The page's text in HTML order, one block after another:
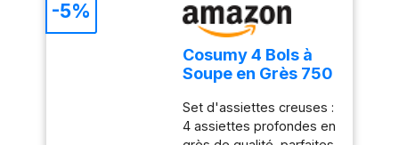
réduction des déchets
ACCESSOIRE INCLUS :
verre doseur de 800 ml
homogène, avec moins
d’éclaboussures et un
mixage plus rapide
Accessoire polyvalent
inclus : Le mixeur est
livré avec un gobelet
pratique pour mesurer et
Cosumy 4 Bols à
Soupe en Grès 750
Creuse – Petit
Déjeuner
Set d'assiettes creuses :
4 assiettes profondes en
-5%